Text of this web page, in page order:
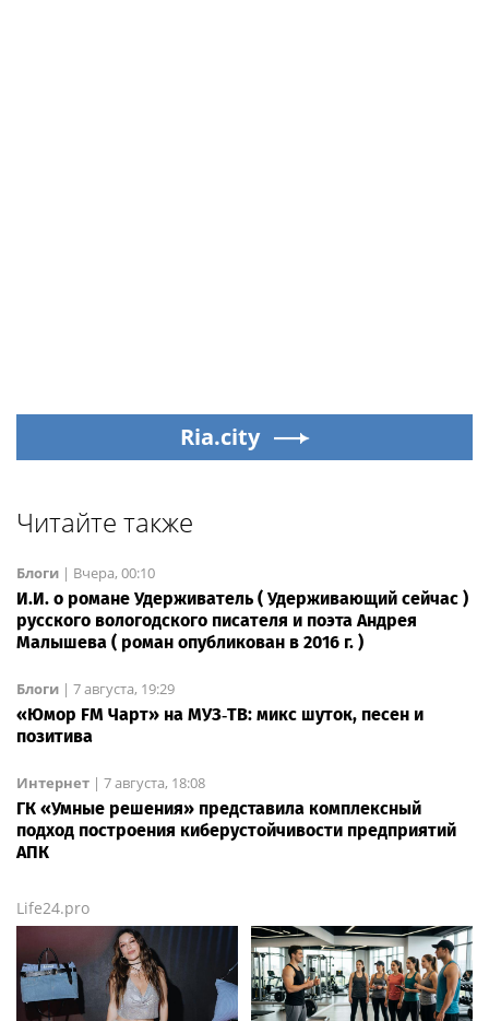
Ria.city
Читайте также
Блоги | Вчера, 00:10
И.И. о романе Удерживатель ( Удерживающий сейчас )
русского вологодского писателя и поэта Андрея
Малышева ( роман опубликован в 2016 г. )
Блоги | 7 августа, 19:29
«Юмор FM Чарт» на МУЗ‑ТВ: микс шуток, песен и
позитива
Интернет | 7 августа, 18:08
ГК «Умные решения» представила комплексный
подход построения киберустойчивости предприятий
АПК
Life24.pro